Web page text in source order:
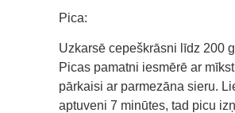
Pica:
Uzkarsē cepeškrāsni līdz 200
Picas pamatni iesmērē ar
pārkaisi ar parmezāna sieru.
aptuveni 7 minūtes, tad picu